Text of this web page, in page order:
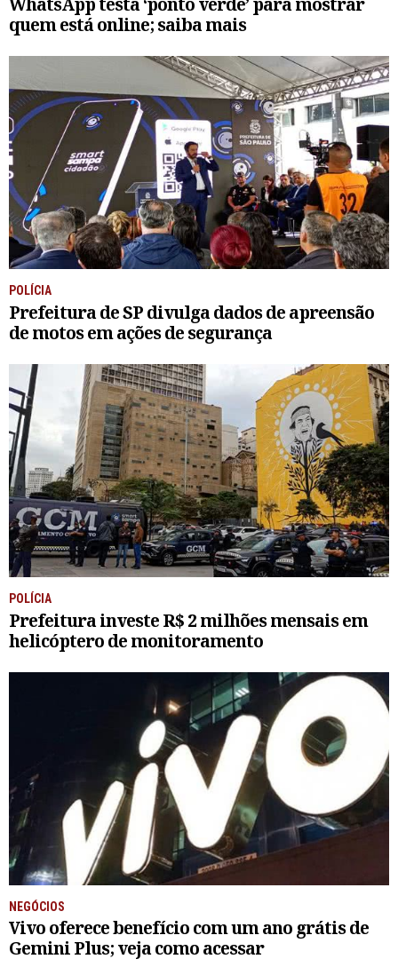
quem está online; saiba mais
POLÍCIA
Prefeitura de SP divulga dados de apreensão
de motos em ações de segurança
POLÍCIA
Prefeitura investe R$ 2 milhões mensais em
helicóptero de monitoramento
NEGÓCIOS
Vivo oferece benefício com um ano grátis de
Gemini Plus; veja como acessar